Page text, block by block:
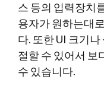
스 등의 입력장치
용자가 원하는대
다. 또한 UI 크기
절할 수 있어서 보
수 있습니다.